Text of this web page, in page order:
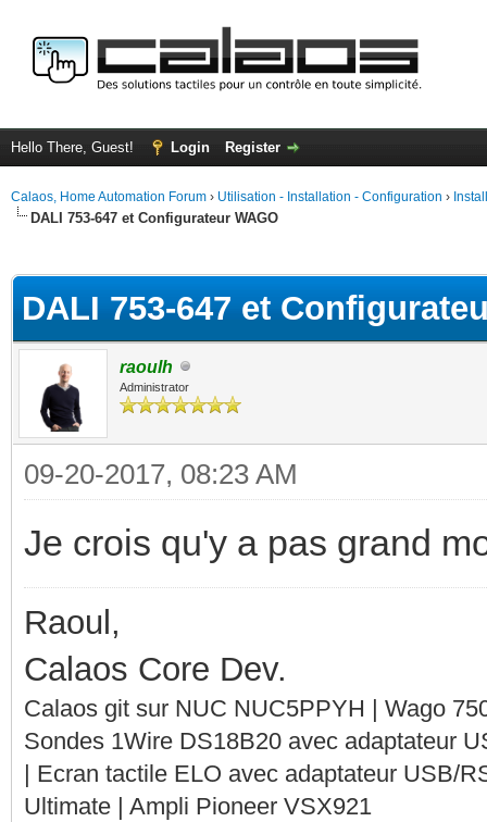
Hello There, Guest! Login Register
Calaos, Home Automation Forum › Utilisation - Installation - Configuration ›
DALI 753-647 et Configurateur WAGO
DALI 753-647 et
raoulh
Administrator
09-20-2017, 08:23 AM
Je crois qu'y a pas grand
Raoul,
Calaos Core Dev.
Calaos git sur NUC NUC5PPYH | Wago
Sondes 1Wire DS18B20 avec adaptateur
| Ecran tactile ELO avec adaptateur USB/
Ultimate | Ampli Pioneer VSX921